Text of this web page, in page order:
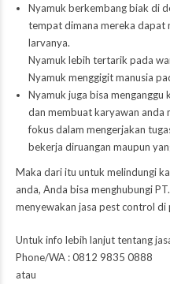
Nyamuk berkembang biak di
tempat dimana mereka dapat
larvanya.
Nyamuk lebih tertarik pada
Nyamuk menggigit manusia
Nyamuk juga bisa menganggu
dan membuat karyawan anda
fokus dalam mengerjakan
bekerja diruangan maupun
Maka dari itu untuk melindungi
anda, Anda bisa menghubungi
menyewakan jasa pest control di
Untuk info lebih lanjut tentang
Phone/WA : 0812 9835 0888
atau